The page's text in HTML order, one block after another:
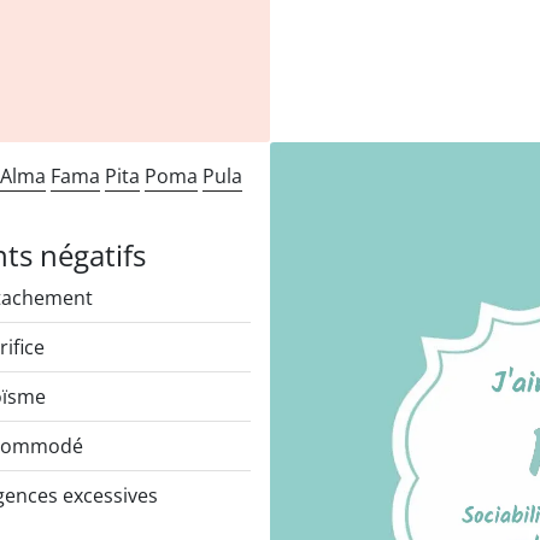
Alma Fama Pita Poma Pula
négatifs
excessives